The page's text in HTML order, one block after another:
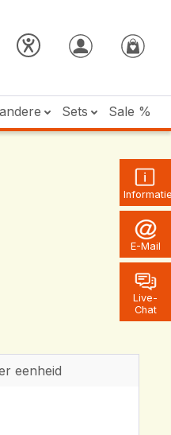
E-Mail
Live-
Chat
Sets Sale %
eenheid